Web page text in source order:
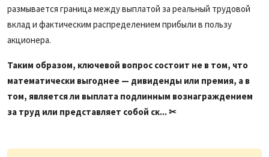
размывается граница между выплатой за реальный трудовой
вклад и фактическим распределением прибыли в пользу
акционера.
Таким образом, ключевой вопрос состоит не в том, что
математически выгоднее — дивиденды или премия, а в
том, является ли выплата подлинным вознаграждением
за труд или представляет собой ск... ✂